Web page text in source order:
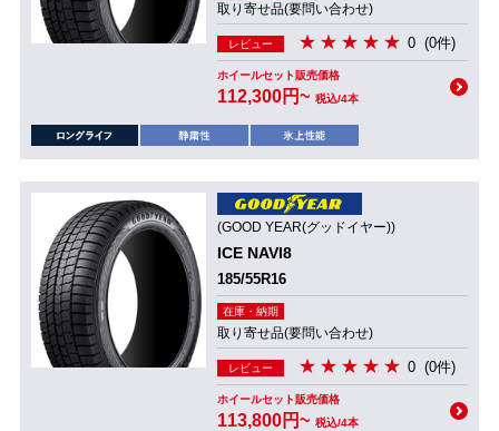
取り寄せ品(要問い合わせ)
レビュー 0 (0件)
ホイールセット販売価格
112,300円~ 税込/4本
(GOOD YEAR(グッドイヤー))
ICE NAVI8
185/55R16
在庫・納期
取り寄せ品(要問い合わせ)
レビュー 0 (0件)
ホイールセット販売価格
113,800円~ 税込/4本